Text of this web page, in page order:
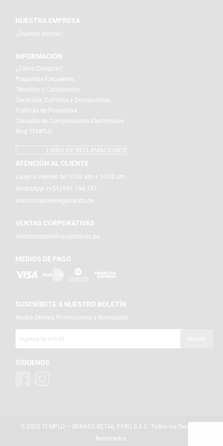
NUESTRA EMPRESA
¿Quiénes Somos?
INFORMACIÓN
¿Cómo Comprar?
Preguntas Frecuentes
Términos y Condiciones
Garantías, Cambios y Devoluciones
Políticas de Privacidad
Consulta de Comprobantes Electrónicos
Blog TEMPLO
LIBRO DE RECLAMACIONES
ATENCIÓN AL CLIENTE
Lunes a Viernes de 10:00 am a 10:00 pm
WhatsApp: (+51) 991 194 747
atencionalcliente@brands.pe
VENTAS CORPORATIVAS
ventascorporativas@brands.pe
MEDIOS DE PAGO
SUSCRÍBETE A NUESTRO BOLETÍN
Recibe Ofertas, Promociones y Novedades
SÍGUENOS
© 2025 TEMPLO — BRANDS RETAIL PERU S.A.C. Todos los Derechos
Reservados.